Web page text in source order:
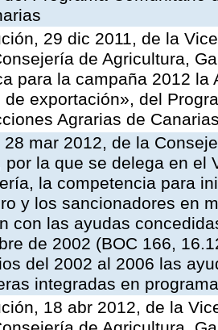
29 dic 2011, de la
de Agricultura,
para la campaña 2012
de exportación», del
Agrarias de
28 mar 2012, de la
por la que se delega en el
la competencia para
y los sancionadores en
con las ayudas
de 2002 (BOC 166,
del 2002 al 2006 las
integradas en
18 abr 2012, de la